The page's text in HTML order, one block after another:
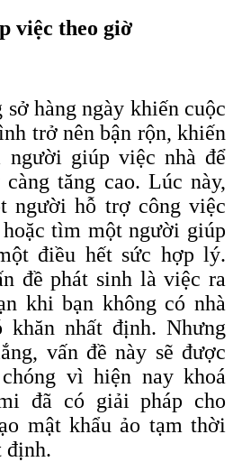
việc theo giờ
hàng ngày khiến cuộc
trở nên bận rộn, khiến
giúp việc nhà để
tăng cao. Lúc này,
người hỗ trợ công việc
tìm một người giúp
điều hết sức hợp lý.
đề phát sinh là việc ra
khi bạn không có nhà
khăn nhất định. Nhưng
vấn đề này sẽ được
vì hiện nay khoá
đã có giải pháp cho
mật khẩu ảo tạm thời
định.